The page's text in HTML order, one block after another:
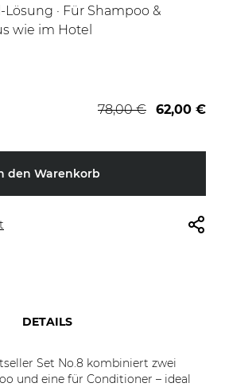
· Für Shampoo &
wie im Hotel
78,00 € 62,00 €
den Warenkorb
DETAILS
Set No.8 kombiniert zwei
und eine für Conditioner – ideal